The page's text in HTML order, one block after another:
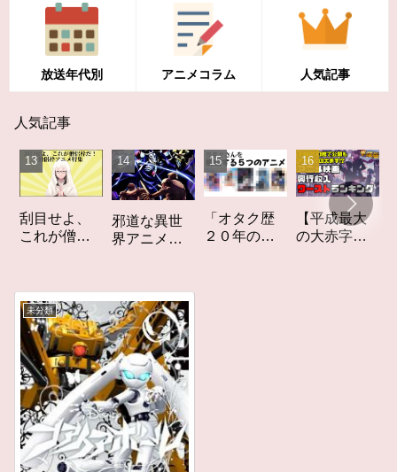
放送年代別 アニメコラム 人気記事
人気記事
目せよ、
れが僧侶
」特集ア
メコラム
邪道な異世
界アニメ
ビュー
「オタク歴
２０年の私
メ」アニメ
コラム #私を
構成する5つ
のアニメ
【平成最大
の大赤字】
作家
りか
未分類